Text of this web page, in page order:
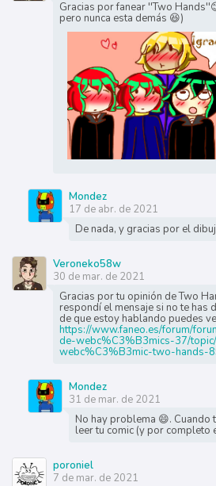
Gracias por fanear ''Two
pero nunca esta demás 😆)
Mondez
17 de abr. de 2021
De nada, y gracias por el
Veroneko58w
30 de mar. de 2021
Gracias por tu opinión de Two
respondí el mensaje si no te has
de que estoy hablando puedes
https://www.faneo.es/forum/
de-webc%C3%B3mics-37/
webc%C3%B3mic-two-hands-
Mondez
31 de mar. de 2021
No hay problema 😄. Cuando
leer tu comic (y por completo
poroniel
7 de mar. de 2021